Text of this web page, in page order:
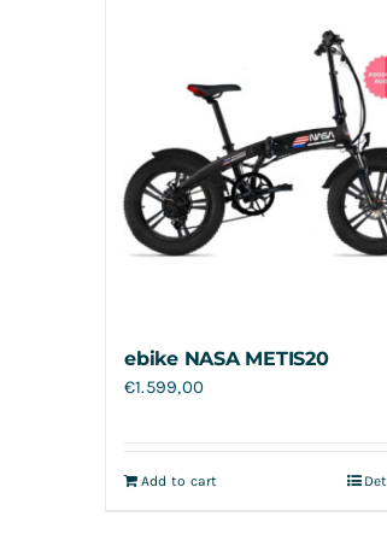
ebike NASA METIS20
€1.599,00
Add to cart